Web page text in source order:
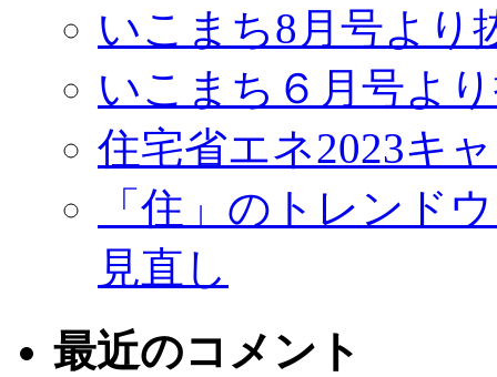
いこまち8月号よ
いこまち６月号よ
住宅省エネ2023キ
「住」のトレンド
見直し
最近のコメント